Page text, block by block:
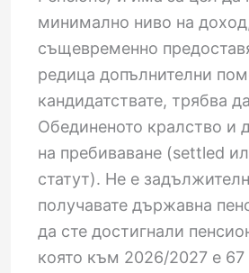
минимално ниво на
същевременно
редица допълнителни
кандидатствате, трябва
Обединеното кралство и
на пребиваване (settled
статут). Не е
получавате държавна
да сте достигнали
която към 2026/2027 е 67